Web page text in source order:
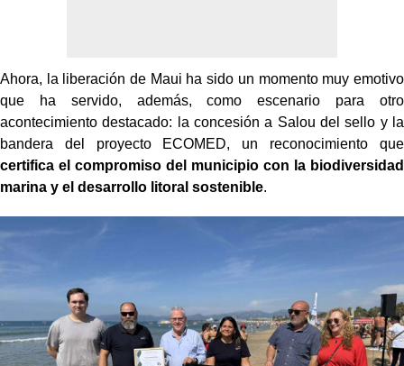
Ahora, la liberación de Maui ha sido un momento muy emotivo
que ha servido, además, como escenario para otro
acontecimiento destacado: la concesión a Salou del sello y la
bandera del proyecto ECOMED, un reconocimiento que
certifica el compromiso del municipio con la biodiversidad
marina y el desarrollo litoral sostenible.